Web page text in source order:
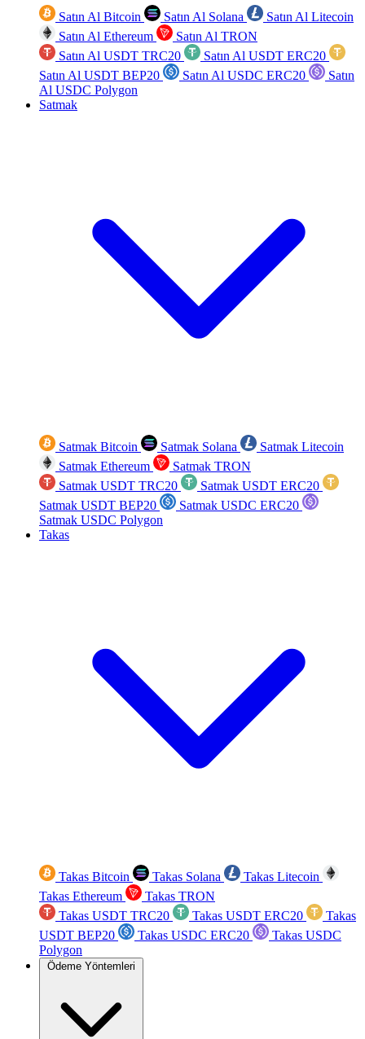
Satın Al Bitcoin Satın Al Solana
Satın Al Litecoin
Satın Al Ethereum
Satın Al TRON
Satın Al USDT TRC20
Satın Al USDT ERC20
Satın Al USDT BEP20
Satın Al USDC ERC20
Satın
Al USDC Polygon
Satmak
Satmak Bitcoin Satmak Solana
Satmak Litecoin
Satmak Ethereum
Satmak TRON
Satmak USDT TRC20
Satmak USDT ERC20
Satmak USDT BEP20
Satmak USDC ERC20
Satmak USDC Polygon
Takas
Takas Bitcoin Takas Solana
Takas Litecoin
Takas Ethereum
Takas TRON
Takas USDT TRC20
Takas USDT ERC20
Takas
USDT BEP20
Takas USDC ERC20
Takas USDC
Polygon
Ödeme Yöntemleri